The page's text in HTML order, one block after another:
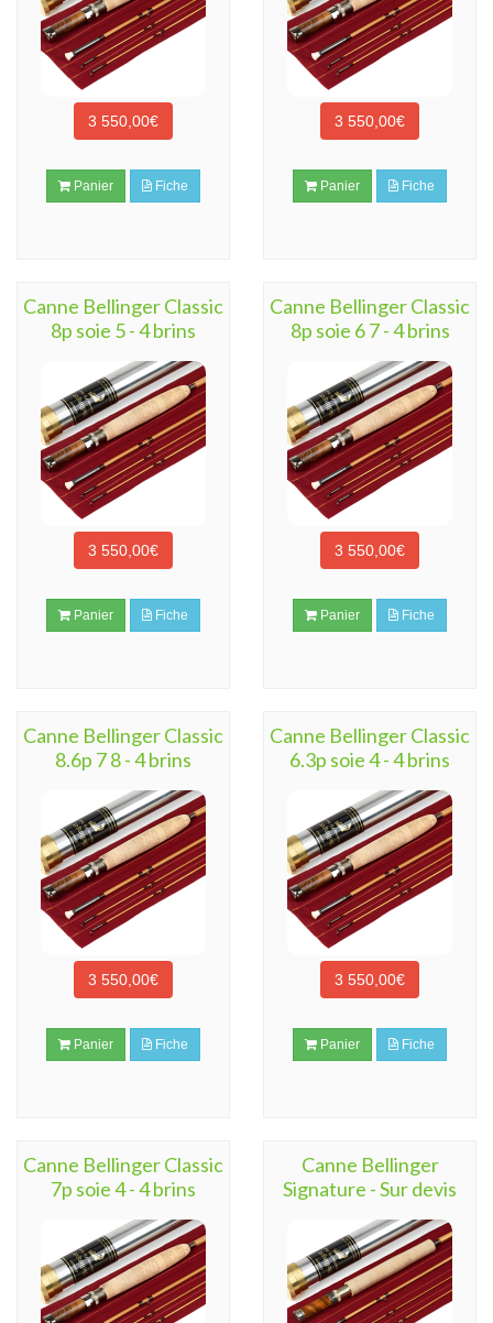
3 550,00€
Panier Fiche
3 550,00€
Panier Fiche
Canne Bellinger Classic
8p soie 5 - 4 brins
3 550,00€
Panier Fiche
Canne Bellinger Classic
8p soie 6 7 - 4 brins
3 550,00€
Panier Fiche
Canne Bellinger Classic
8.6p 7 8 - 4 brins
3 550,00€
Panier Fiche
Canne Bellinger Classic
6.3p soie 4 - 4 brins
3 550,00€
Panier Fiche
Canne Bellinger Classic
7p soie 4 - 4 brins
Canne Bellinger
Signature - Sur devis